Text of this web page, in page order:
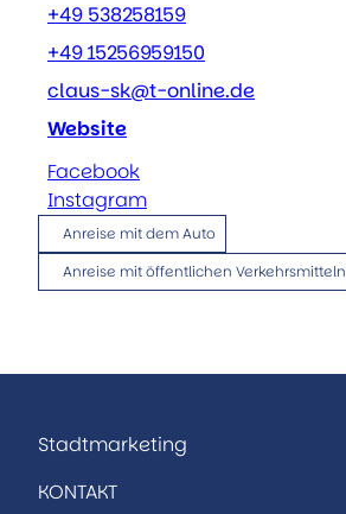
+49 538258159
+49 15256959150
claus-sk@t-online.de
Website
Facebook
Instagram
Anreise mit dem Auto
Anreise mit öffentlichen Verkehrsmitteln
Stadtmarketing
KONTAKT